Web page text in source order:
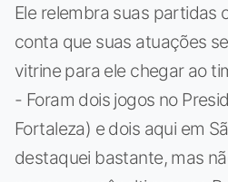
Ele relembra suas partidas
conta que suas atuações
vitrine para ele chegar ao
- Foram dois jogos no
Fortaleza) e dois aqui em
destaquei bastante, mas